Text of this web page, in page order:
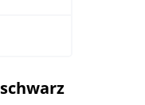
schwarzauswählen